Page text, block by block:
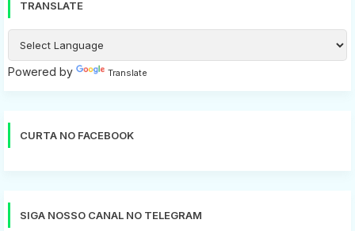
TRANSLATE
Powered by Translate
CURTA NO FACEBOOK
SIGA NOSSO CANAL NO TELEGRAM